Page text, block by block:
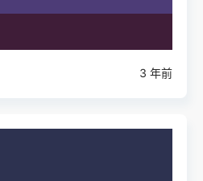
3 年前